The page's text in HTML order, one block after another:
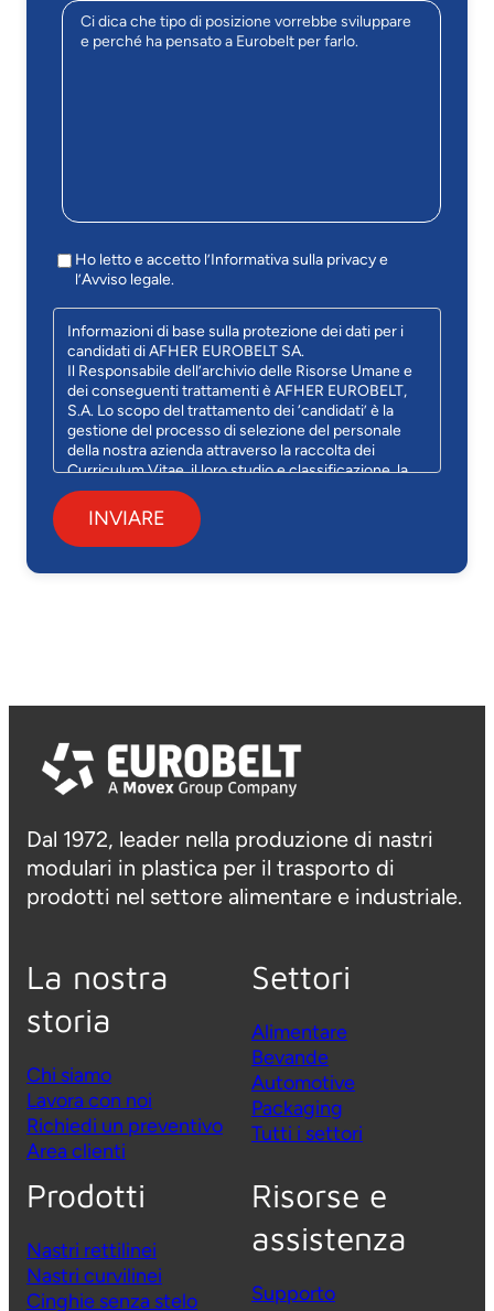
Ho letto e accetto l’Informativa sulla privacy e
l’Avviso legale.
Informazioni di base sulla protezione dei dati per i
candidati di AFHER EUROBELT SA.
Il Responsabile dell’archivio delle Risorse Umane e
dei conseguenti trattamenti è AFHER EUROBELT,
S.A. Lo scopo del trattamento dei ‘candidati’ è la
gestione del processo di selezione del personale
della nostra azienda attraverso la raccolta dei
Curriculum Vitae, il loro studio e classificazione, la
gestione dei colloqui di lavoro e, nel caso, la
preparazione della formalizzazione del rapporto di
lavoro con le persone scelte.
È possibile esercitare i diritti di accesso, rettifica,
cancellazione, opposizione e altri diritti nei termini
Dal 1972, leader nella produzione di nastri
modulari in plastica per il trasporto di
prodotti nel settore alimentare e industriale.
La nostra
storia
Chi siamo
Lavora con noi
Richiedi un preventivo
Area clienti
Settori
Alimentare
Bevande
Automotive
Packaging
Tutti i settori
Prodotti
Nastri rettilinei
Nastri curvilinei
Cinghie senza stelo
Risorse e
assistenza
Supporto